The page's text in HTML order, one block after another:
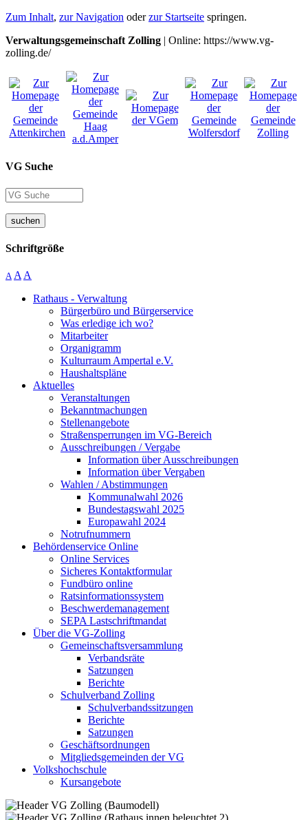
Zum Inhalt, zur Navigation oderzur Startseite springen.
Verwaltungsgemeinschaft Zolling | Online: https://www.vg-
zolling.de/
VG Suche
suchen
Schriftgröße
A A A
Rathaus - Verwaltung
Bürgerbüro und Bürgerservice
Was erledige ich wo?
Mitarbeiter
Organigramm
Kulturraum Ampertal e.V.
Haushaltspläne
Aktuelles
Veranstaltungen
Bekanntmachungen
Stellenangebote
Straßensperrungen im VG-Bereich
Ausschreibungen / Vergabe
Information über Ausschreibungen
Information über Vergaben
Wahlen / Abstimmungen
Kommunalwahl 2026
Bundestagswahl 2025
Europawahl 2024
Notrufnummern
Behördenservice Online
Online Services
Sicheres Kontaktformular
Fundbüro online
Ratsinformationssystem
Beschwerdemanagement
SEPA Lastschriftmandat
Über die VG-Zolling
Gemeinschaftsversammlung
Verbandsräte
Satzungen
Berichte
Schulverband Zolling
Schulverbandssitzungen
Berichte
Satzungen
Geschäftsordnungen
Mitgliedsgemeinden der VG
Volkshochschule
Kursangebote